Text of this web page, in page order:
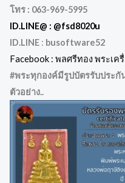
โทร : 063-969-5995
ID.LINE@ : @fsd8020u
ID.LINE : busoftware52
Facebook : พลศรีทอง พระเค
#พระทุกองค์มีรูปบัตรรับประ
ตัวอย่าง..